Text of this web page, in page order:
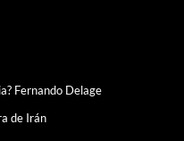
Fernando Delage
de Irán